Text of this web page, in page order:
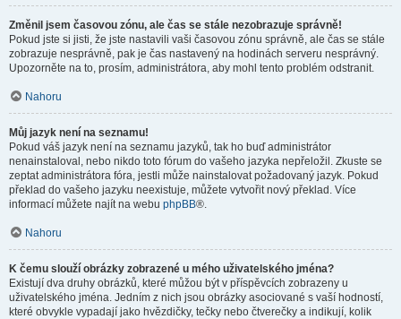
Změnil jsem časovou zónu, ale čas se stále nezobrazuje správně!
Pokud jste si jisti, že jste nastavili vaši časovou zónu správně, ale čas se stále
zobrazuje nesprávně, pak je čas nastavený na hodinách serveru nesprávný.
Upozorněte na to, prosím, administrátora, aby mohl tento problém odstranit.
Nahoru
Můj jazyk není na seznamu!
Pokud váš jazyk není na seznamu jazyků, tak ho buď administrátor
nenainstaloval, nebo nikdo toto fórum do vašeho jazyka nepřeložil. Zkuste se
zeptat administrátora fóra, jestli může nainstalovat požadovaný jazyk. Pokud
překlad do vašeho jazyku neexistuje, můžete vytvořit nový překlad. Více
informací můžete najít na webu phpBB®.
Nahoru
K čemu slouží obrázky zobrazené u mého uživatelského jména?
Existují dva druhy obrázků, které můžou být v příspěvcích zobrazeny u
uživatelského jména. Jedním z nich jsou obrázky asociované s vaší hodností,
které obvykle vypadají jako hvězdičky, tečky nebo čtverečky a indikují, kolik